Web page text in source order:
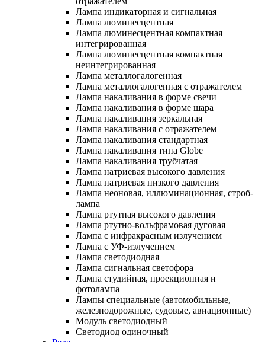
Лампа индикаторная и сигнальная
Лампа люминесцентная
Лампа люминесцентная компактная
интегрированная
Лампа люминесцентная компактная
неинтегрированная
Лампа металлогалогенная
Лампа металлогалогенная с отражателем
Лампа накаливания в форме свечи
Лампа накаливания в форме шара
Лампа накаливания зеркальная
Лампа накаливания с отражателем
Лампа накаливания стандартная
Лампа накаливания типа Globe
Лампа накаливания трубчатая
Лампа натриевая высокого давления
Лампа натриевая низкого давления
Лампа неоновая, иллюминационная, строб-
лампа
Лампа ртутная высокого давления
Лампа ртутно-вольфрамовая дуговая
Лампа с инфракрасным излучением
Лампа с УФ-излучением
Лампа светодиодная
Лампа сигнальная светофора
Лампа студийная, проекционная и
фотолампа
Лампы специальные (автомобильные,
железнодорожные, судовые, авиационные)
Модуль светодиодный
Светодиод одиночный